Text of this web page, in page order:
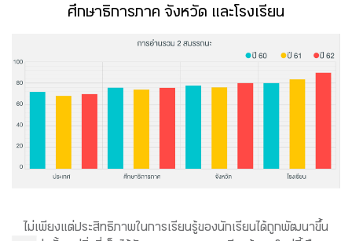
ศึกษาธิการภาค จังหวัด และโรงเรียน
ไม่เพียงแต่ประสิทธิภาพในการเรียนรู้ของนักเรียนได้ถูกพัฒนาขึ้น